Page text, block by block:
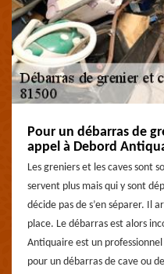
Pour un débarras de
appel à Debord
Les greniers et les caves sont
servent plus mais qui y sont
décide pas de s’en séparer. Il
place. Le débarras est alors
Antiquaire est un
pour un débarras de cave ou